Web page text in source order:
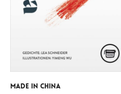
MADE IN CHINA